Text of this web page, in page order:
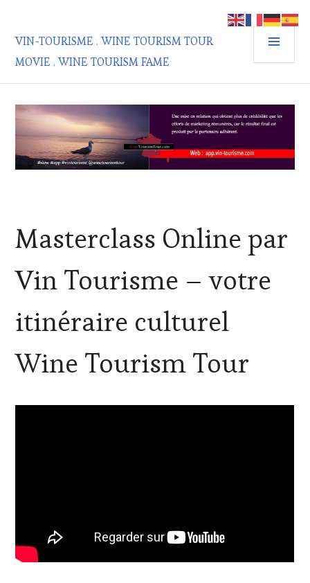
contenu
principal
VIN-TOURISME . WINE TOURISM TOUR
MOVIE . WINE TOURISM FAME
CLASSÉ
Masterclass Online par
Vin Tourisme – votre
itinéraire culturel
Wine Tourism Tour